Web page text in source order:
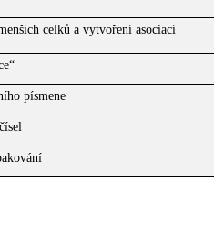
celků a vytvoření asociací
písmene